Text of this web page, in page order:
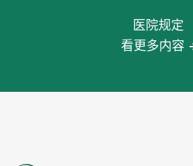
医院规定
看更多内容